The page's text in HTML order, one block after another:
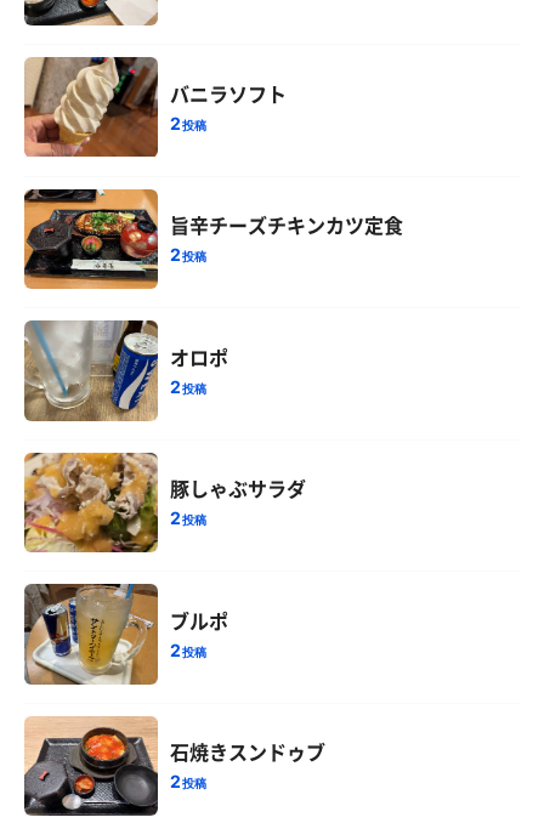
バニラソフト
2投稿
旨辛チーズチキンカツ定食
2投稿
オロポ
2投稿
豚しゃぶサラダ
2投稿
ブルポ
2投稿
石焼きスンドゥブ
2投稿